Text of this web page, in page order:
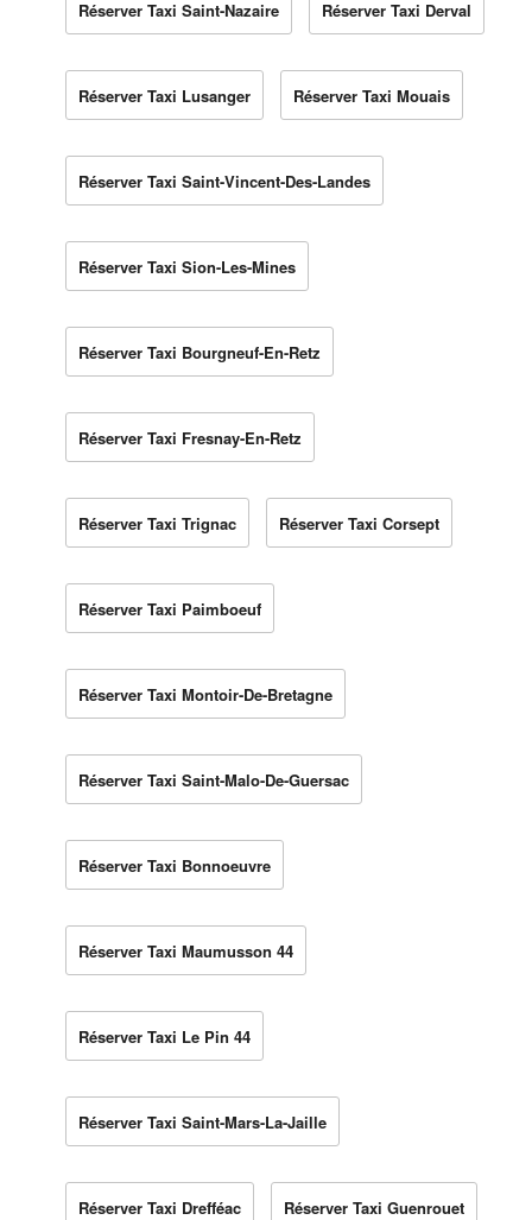
Réserver Taxi Saint-Nazaire Réserver Taxi Derval
Réserver Taxi Lusanger Réserver Taxi Mouais
Réserver Taxi Saint-Vincent-Des-Landes
Réserver Taxi Sion-Les-Mines
Réserver Taxi Bourgneuf-En-Retz
Réserver Taxi Fresnay-En-Retz
Réserver Taxi Trignac Réserver Taxi Corsept
Réserver Taxi Paimboeuf
Réserver Taxi Montoir-De-Bretagne
Réserver Taxi Saint-Malo-De-Guersac
Réserver Taxi Bonnoeuvre
Réserver Taxi Maumusson 44
Réserver Taxi Le Pin 44
Réserver Taxi Saint-Mars-La-Jaille
Réserver Taxi Drefféac Réserver Taxi Guenrouet